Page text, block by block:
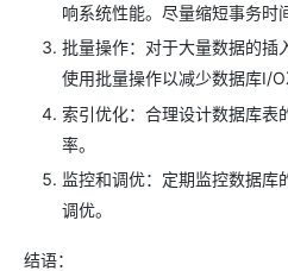
响系统性能。尽量缩短事务时
批量操作：对于大量数据的插
使用批量操作以减少数据库I/O
索引优化：合理设计数据库表
率。
监控和调优：定期监控数据库
调优。
结语：